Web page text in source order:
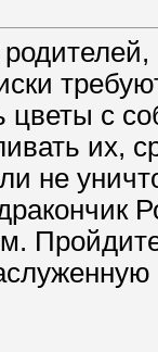
цветы с
их,
не